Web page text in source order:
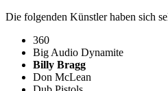
Die folgenden Künstler haben sich
360
Big Audio Dynamite
Billy Bragg
Don McLean